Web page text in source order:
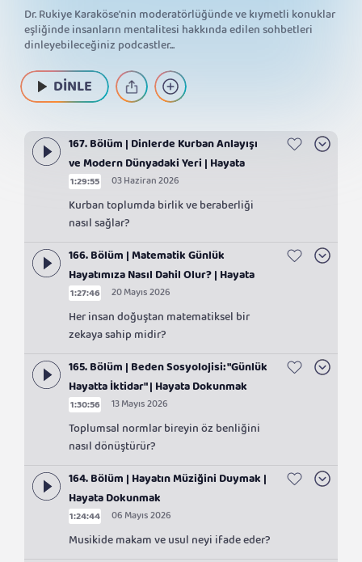
Dr. Rukiye Karaköse'nin moderatörlüğünde ve kıymetli konuklar
eşliğinde insanların mentalitesi hakkında edilen sohbetleri
dinleyebileceğiniz podcastler...
DİNLE
167. Bölüm | Dinlerde Kurban Anlayışı
ve Modern Dünyadaki Yeri | Hayata
Dokunmak
1:29:55 03 Haziran 2026
Kurban toplumda birlik ve beraberliği
nasıl sağlar?
166. Bölüm | Matematik Günlük
Hayatımıza Nasıl Dahil Olur? | Hayata
Dokunmak
1:27:46 20 Mayıs 2026
Her insan doğuştan matematiksel bir
zekaya sahip midir?
165. Bölüm | Beden Sosyolojisi: "Günlük
Hayatta İktidar" | Hayata Dokunmak
1:30:56 13 Mayıs 2026
Toplumsal normlar bireyin öz benliğini
nasıl dönüştürür?
164. Bölüm | Hayatın Müziğini Duymak |
Hayata Dokunmak
1:24:44 06 Mayıs 2026
Musikide makam ve usul neyi ifade eder?